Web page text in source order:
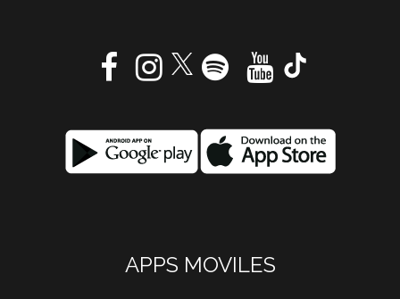
APPS MOVILES